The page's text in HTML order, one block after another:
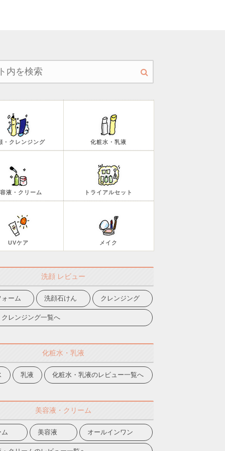
・クレンジング 化粧水・乳液
液・クリーム トライアルセット
UVケア メイク
洗顔 レビュー
ーム 洗顔石けん クレンジング
クレンジング一覧へ
化粧水・乳液
乳液 化粧水・乳液のレビュー一覧へ
美容液・クリーム
ム 美容液 オールインワン